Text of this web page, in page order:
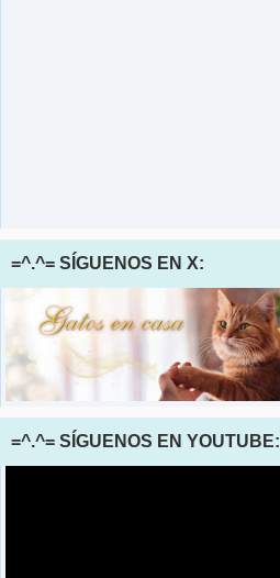
=^.^= SÍGUENOS EN X:
=^.^= SÍGUENOS EN YOUTUBE: